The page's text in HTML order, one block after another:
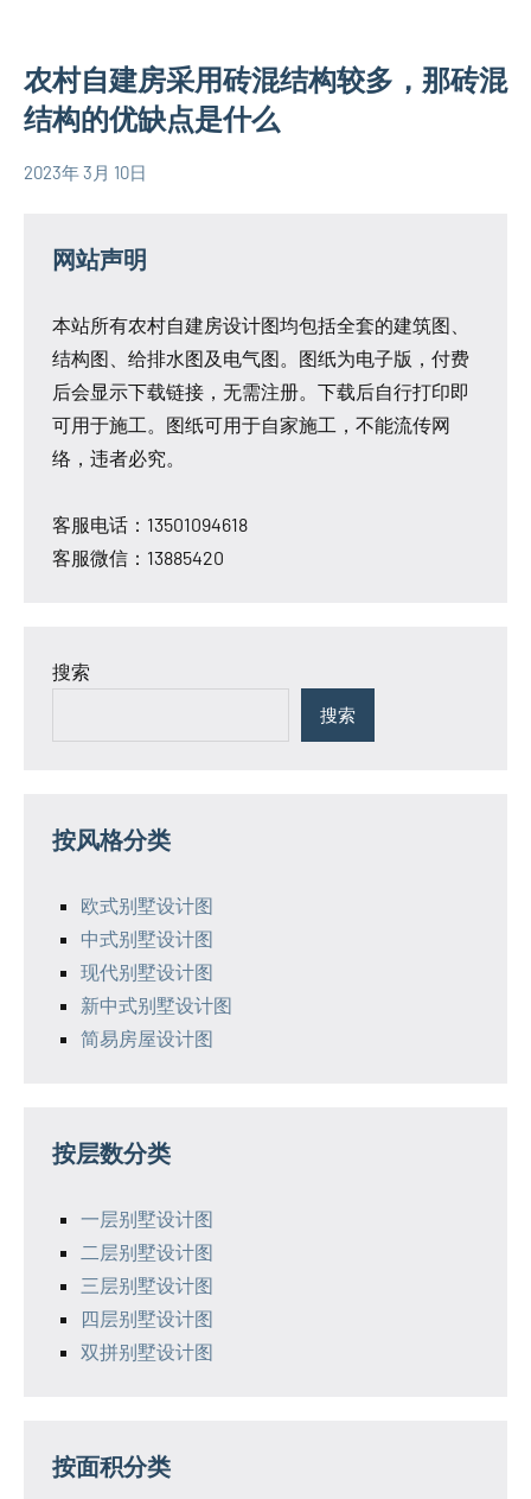
式
别
设
农村自建房采用砖混结构较多，那砖混
结构的优缺点是什么
2023年 3月 10日
yacool
网站声明
本站所有农村自建房设计图均包括全套的建筑图、
结构图、给排水图及电气图。图纸为电子版，付费
后会显示下载链接，无需注册。下载后自行打印即
可用于施工。图纸可用于自家施工，不能流传网
络，违者必究。
客服电话：13501094618
客服微信：13885420
搜索
搜索
按风格分类
欧式别墅设计图
中式别墅设计图
现代别墅设计图
新中式别墅设计图
简易房屋设计图
按层数分类
一层别墅设计图
二层别墅设计图
三层别墅设计图
四层别墅设计图
双拼别墅设计图
按面积分类